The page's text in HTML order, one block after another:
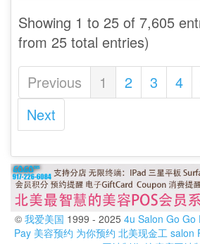
Showing 1 to 25 of 7,605
from 25 total entries)
Previous
1 2 3 4
Next
© 我爱美国 1999 - 2025 4u Salon Go Go
Pay 美容预约 为你预约 北美现金工 salon